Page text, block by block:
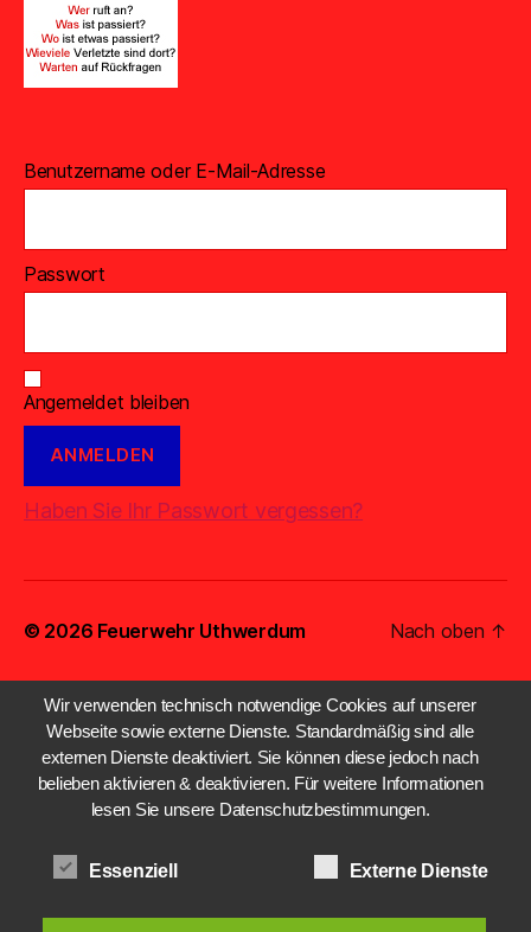
Benutzername oder E-Mail-Adresse
Passwort
Angemeldet bleiben
Haben Sie Ihr Passwort vergessen?
© 2026 Feuerwehr Uthwerdum Nach oben ↑
Wir verwenden technisch notwendige Cookies auf unserer
Webseite sowie externe Dienste. Standardmäßig sind alle
externen Dienste deaktiviert. Sie können diese jedoch nach
belieben aktivieren & deaktivieren. Für weitere Informationen
lesen Sie unsere Datenschutzbestimmungen.
Essenziell Externe Dienste